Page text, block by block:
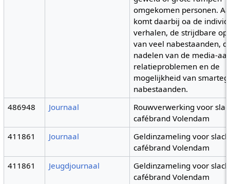
omgekomen personen.
komt daarbij oa de
verhalen, de strijdbare
van veel nabestaanden,
nadelen van de media-
relatieproblemen en de
mogelijkheid van
nabestaanden.
486948
Journaal
Rouwverwerking voor
cafébrand Volendam
411861
Journaal
Geldinzameling voor
cafébrand Volendam
411861
Jeugdjournaal
Geldinzameling voor
cafébrand Volendam